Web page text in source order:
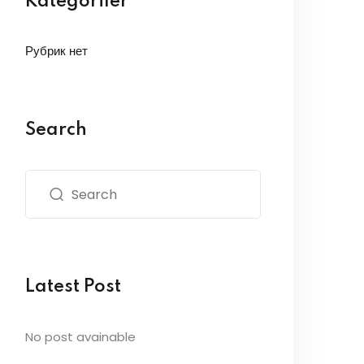
Рубрик нет
Search
Latest Post
No post avainable